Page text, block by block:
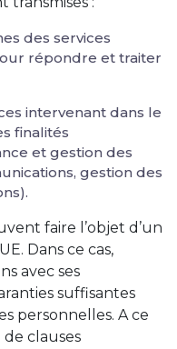
des services
répondre et traiter
intervenant dans le
finalités
et gestion des
gestion des
faire l’objet d’un
Dans ce cas,
avec ses
suffisantes
personnelles. A ce
clauses